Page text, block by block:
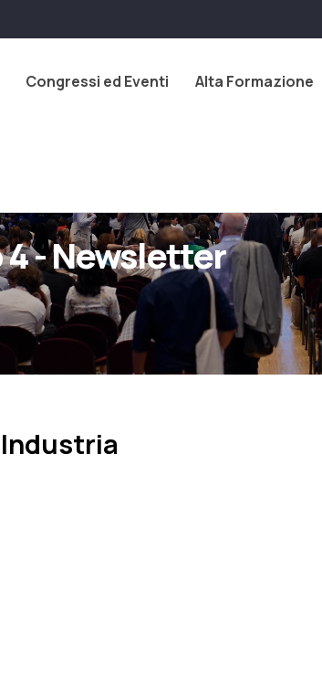
Congressi ed Eventi Alta Formazione
- Newsletter